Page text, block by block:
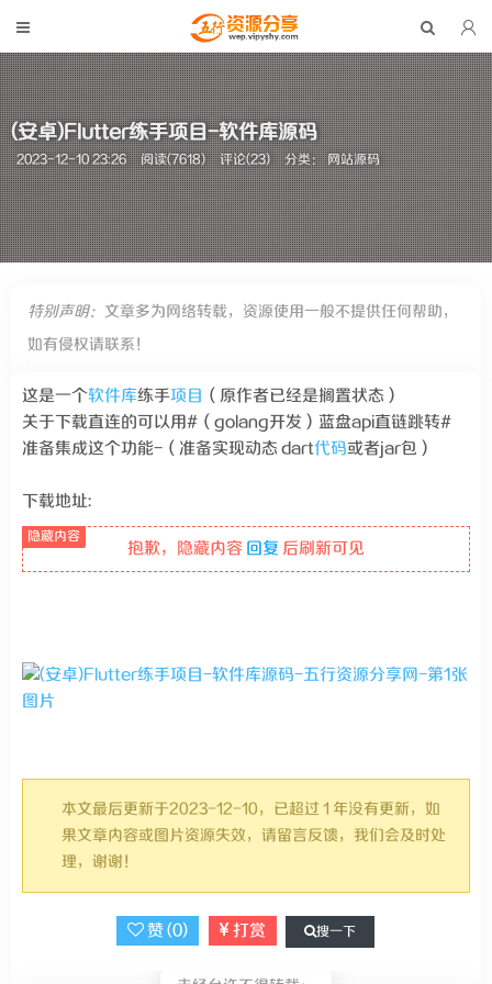
(安卓)Flutter练手项目-软件库源码
2023-12-10 23:26 阅读(7618) 评论(23) 分类：网站源码
特别声明： 文章多为网络转载，资源使用一般不提供任何帮助，
如有侵权请联系！
这是一个软件库练手项目 （原作者已经是搁置状态）
关于下载直连的可以用#（golang开发）蓝盘api直链跳转#
准备集成这个功能-（准备实现动态 dart代码或者jar包）
下载地址:
抱歉，隐藏内容 回复 后刷新可见
本文最后更新于2023-12-10，已超过 1 年没有更新，如
果文章内容或图片资源失效，请留言反馈，我们会及时处
理，谢谢！
赞 (0) 打赏 搜一下